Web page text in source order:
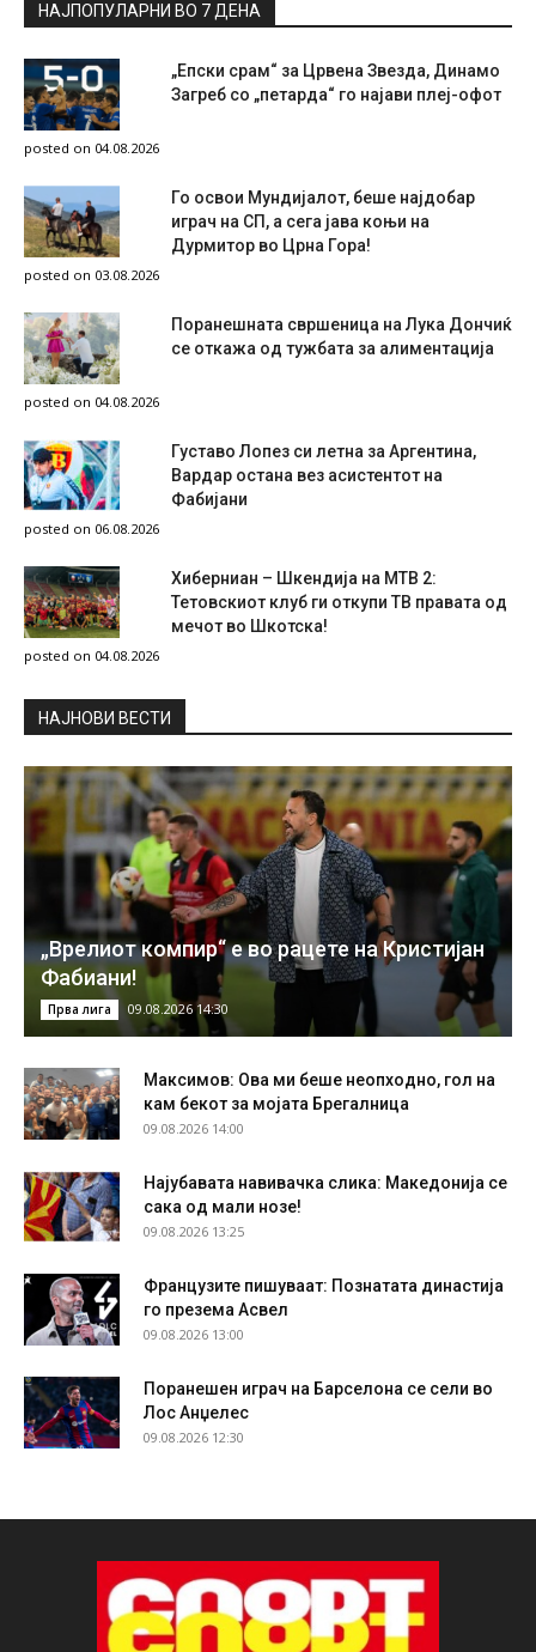
НАЈПОПУЛАРНИ ВО 7 ДЕНА
„Епски срам“ за Црвена Звезда, Динамо
Загреб со „петарда“ го најави плеј-офот
posted on 04.08.2026
Го освои Мундијалот, беше најдобар
играч на СП, а сега јава коњи на
Дурмитор во Црна Гора!
posted on 03.08.2026
Поранешната свршеница на Лука Дончиќ
се откажа од тужбата за алиментација
posted on 04.08.2026
Густаво Лопез си летна за Аргентина,
Вардар остана вез асистентот на
Фабијани
posted on 06.08.2026
Хиберниан – Шкендија на МТВ 2:
Тетовскиот клуб ги откупи ТВ правата од
мечот во Шкотска!
posted on 04.08.2026
НAЈНОВИ ВЕСТИ
„Врелиот компир“ е во рацете на Кристијан
Фабиани!
Прва лига 09.08.2026 14:30
Максимов: Ова ми беше неопходно, гол на
кам бекот за мојата Брегалница
09.08.2026 14:00
Најубавата навивачка слика: Македонија се
сака од мали нозе!
09.08.2026 13:25
Французите пишуваат: Познатата династија
го презема Асвел
09.08.2026 13:00
Поранешен играч на Барселона се сели во
Лос Анџелес
09.08.2026 12:30